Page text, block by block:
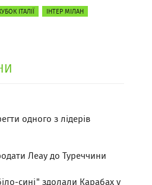
ІТАЛІЇ ІНТЕР МІЛАН
одного з лідерів
Леау до Туреччини
сині" здолали Карабах у